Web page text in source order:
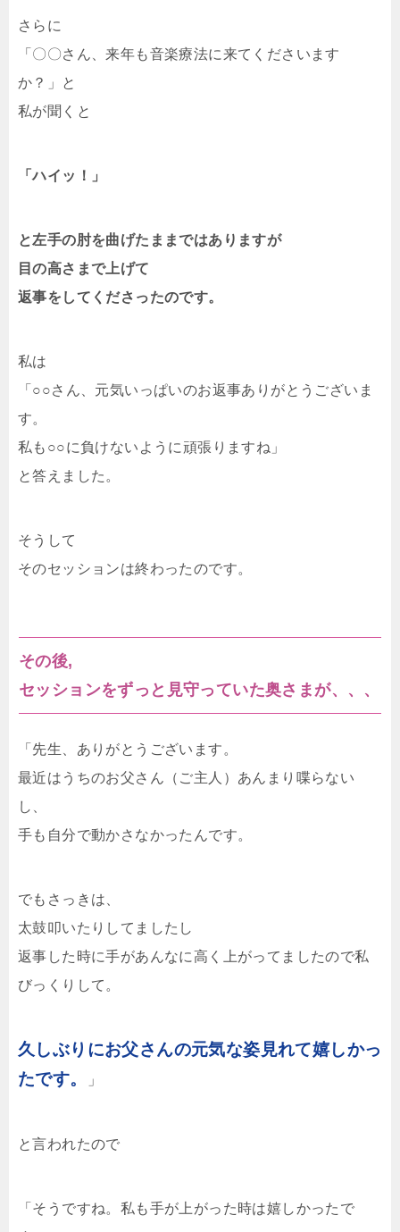
さらに
「〇〇さん、来年も音楽療法に来てくださいます
か？」と
私が聞くと
「ハイッ！」
と左手の肘を曲げたままではありますが
目の高さまで上げて
返事をしてくださったのです。
私は
「○○さん、元気いっぱいのお返事ありがとうございま
す。
私も○○に負けないように頑張りますね」
と答えました。
そうして
そのセッションは終わったのです。
その後,
セッションをずっと見守っていた奥さまが、、、
「先生、ありがとうございます。
最近はうちのお父さん（ご主人）あんまり喋らない
し、
手も自分で動かさなかったんです。
でもさっきは、
太鼓叩いたりしてましたし
返事した時に手があんなに高く上がってましたので私
びっくりして。
久しぶりにお父さんの元気な姿見れて嬉しかっ
たです。
」
と言われたので
「そうですね。私も手が上がった時は嬉しかったで